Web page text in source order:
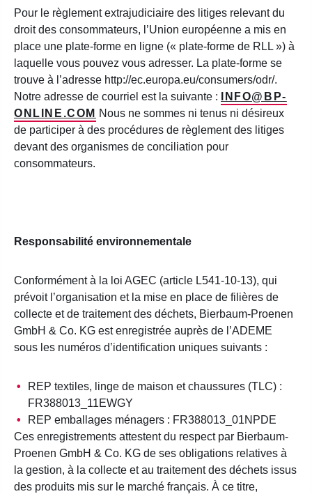
Pour le règlement extrajudiciaire des litiges relevant du
droit des consommateurs, l’Union européenne a mis en
place une plate-forme en ligne (« plate-forme de RLL ») à
laquelle vous pouvez vous adresser. La plate-forme se
trouve à l’adresse http://ec.europa.eu/consumers/odr/.
Notre adresse de courriel est la suivante :
INFO@BP-
ONLINE.COM Nous ne sommes ni tenus ni désireux
de participer à des procédures de règlement des litiges
devant des organismes de conciliation pour
consommateurs.
Responsabilité environnementale
Conformément à la loi AGEC (article L541-10-13), qui
prévoit l’organisation et la mise en place de filières de
collecte et de traitement des déchets, Bierbaum-Proenen
GmbH & Co. KG est enregistrée auprès de l’ADEME
sous les numéros d’identification uniques suivants :
REP textiles, linge de maison et chaussures (TLC) :
FR388013_11EWGY
REP emballages ménagers : FR388013_01NPDE
Ces enregistrements attestent du respect par Bierbaum-
Proenen GmbH & Co. KG de ses obligations relatives à
la gestion, à la collecte et au traitement des déchets issus
des produits mis sur le marché français. À ce titre,